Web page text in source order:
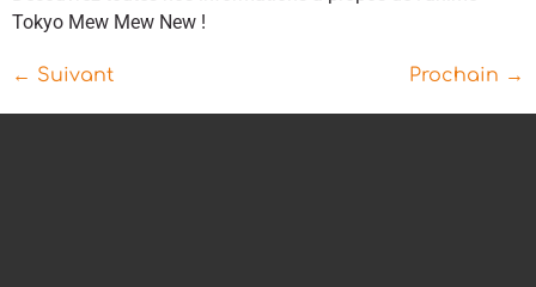
Tokyo Mew Mew New !
← Suivant Prochain →